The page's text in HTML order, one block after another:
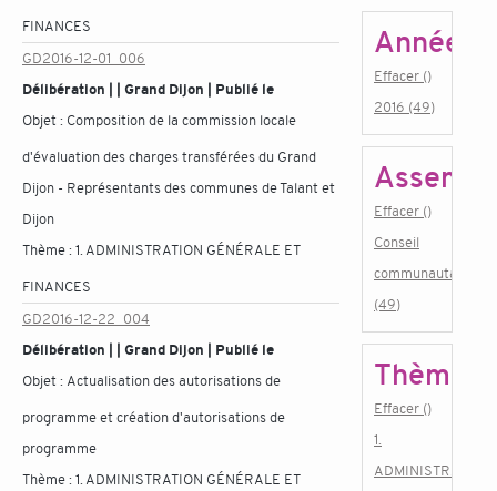
FINANCES
GD2016-12-01_006
Délibération | | Grand Dijon | Publié le
Objet : Composition de la commission locale
d'évaluation des charges transférées du Grand
Dijon - Représentants des communes de Talant et
Dijon
Thème :1. ADMINISTRATION GÉNÉRALE ET
FINANCES
GD2016-12-22_004
Délibération | | Grand Dijon | Publié le
Objet : Actualisation des autorisations de
programme et création d'autorisations de
programme
Thème :1. ADMINISTRATION GÉNÉRALE ET
Année
Effacer ()
2016 (49)
Effacer ()
Conseil
communautaire
(49)
Thème
Effacer ()
1.
ADMINISTRATION